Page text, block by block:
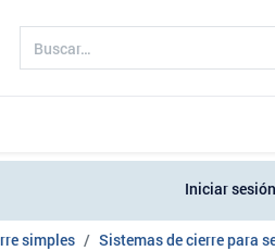
Iniciar
simples Sistemas de cierre para